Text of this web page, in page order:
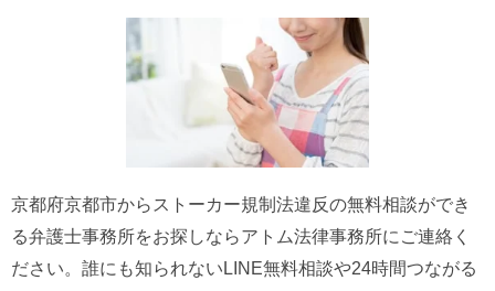
京都府京都市からストーカー規制法違反の無料相談ができ
る弁護士事務所をお探しならアトム法律事務所にご連絡く
ださい。誰にも知られないLINE無料相談や24時間つながる